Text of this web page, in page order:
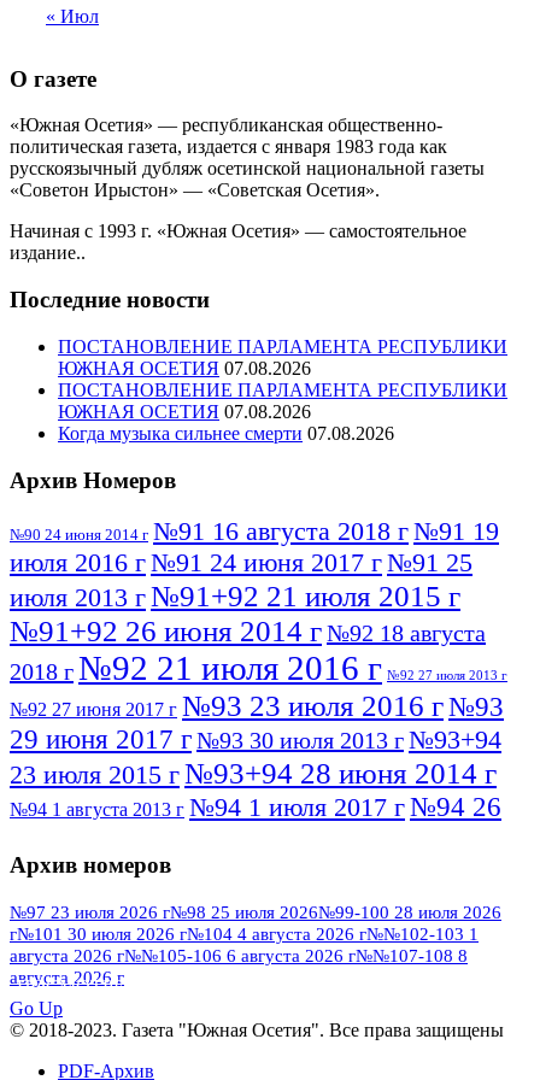
« Июл
О газете
«Южная Осетия» — республиканская общественно-
политическая газета, издается с января 1983 года как
русскоязычный дубляж осетинской национальной газеты
«Советон Ирыстон» — «Советская Осетия».
Начиная с 1993 г. «Южная Осетия» — самостоятельное
издание..
Последние новости
ПОСТАНОВЛЕНИЕ ПАРЛАМЕНТА РЕСПУБЛИКИ
ЮЖНАЯ ОСЕТИЯ 07.08.2026
ПОСТАНОВЛЕНИЕ ПАРЛАМЕНТА РЕСПУБЛИКИ
ЮЖНАЯ ОСЕТИЯ 07.08.2026
Когда музыка сильнее смерти 07.08.2026
Архив Номеров
№90 24 июня 2014 г №91 16 августа 2018 г№91 19
июля 2016 г№91 24 июня 2017 г№91 25
июля 2013 г№91+92 21 июля 2015 г
№91+92 26 июня 2014 г№92 18 августа
2018 г№92 21 июля 2016 г №92 27 июля 2013 г
№92 27 июня 2017 г №93 23 июля 2016 г№93
29 июня 2017 г№93 30 июля 2013 г№93+94
23 июля 2015 г№93+94 28 июня 2014 г
№94 1 августа 2013 г №94 1 июля 2017 г№94 26
№95 7 августа 2012 г
№95 28 июля 2016 г №95+96 3 августа
2013 г№96 6 июля 2017 г№96 9 августа
2012 г №96 28 июля 2015 г
№96+97 30 июля 2016 г
№97 11 августа 2012 г
Архив номеров
№97 23 июля 2026 г№98 25 июля 2026№99-100 28 июля 2026
г№101 30 июля 2026 г№104 4 августа 2026 г№№102-103 1
августа 2026 г№№105-106 6 августа 2026 г№№107-108 8
августа 2026 г
ПОСМОТРЕТЬ ВСЕ
Go Up
© 2018-2023. Газета "Южная Осетия". Все права защищены
PDF-Архив